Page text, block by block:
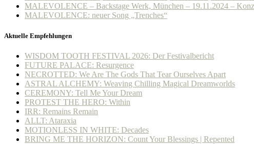
MALEVOLENCE – Backstage Werk, München – 19.11.2024 –
MALEVOLENCE: neuer Song „Trenches“
Aktuelle Empfehlungen
WISDOM TOOTH FESTIVAL 2026: Der Festivalbericht
FUTURE PALACE: Resurgence
NECROTTED: We Are The Gods That Tear Ourselves Apart
ASTRAL ALCHEMY: Weaving Chilling Magical Dreamworlds
CEREMONY: Tell Me Your Dream
PROTEST THE HERO: Within
IRR: Remains Remain
ALLT: Ataraxia
MOTIONLESS IN WHITE: Decades
BRING ME THE HORIZON: Count Your Blessings | Repented